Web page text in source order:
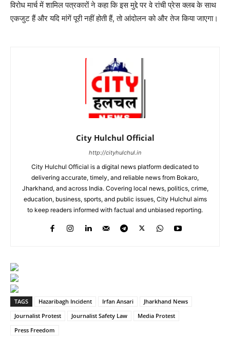
विरोध मार्च में शामिल पत्रकारों ने कहा कि इस मुद्दे पर वे रांची प्रेस क्लब के साथ
एकजुट हैं और यदि मांगें पूरी नहीं होती हैं, तो आंदोलन को और तेज किया जाएगा।
City Hulchul Official
http://cityhulchul.in
City Hulchul Official is a digital news platform dedicated to
delivering accurate, timely, and reliable news from Bokaro,
Jharkhand, and across India. Covering local news, politics, crime,
education, business, sports, and public issues, City Hulchul aims
to keep readers informed with factual and unbiased reporting.
TAGS Hazaribagh Incident Irfan Ansari
Jharkhand News
Journalist Protest
Journalist Safety Law
Media Protest
Press Freedom